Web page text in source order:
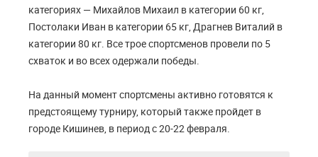
категориях — Михайлов Михаил в категории 60 кг,
Постолаки Иван в категории 65 кг, Драгнев Виталий в
категории 80 кг. Все трое спортсменов провели по 5
схваток и во всех одержали победы.
На данный момент спортсмены активно готовятся к
предстоящему турниру, который также пройдет в
городе Кишинев, в период с 20-22 февраля.